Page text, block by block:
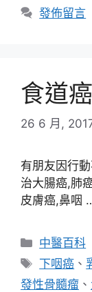
發佈留言
食道癌
26 6 月,
有朋友因行
治大腸癌,肺
皮膚癌,鼻咽
分
類
中醫百科
標
籤
下咽癌 、
發性骨髓瘤 、